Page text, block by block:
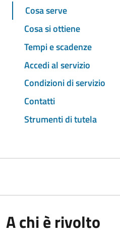
Cosa serve
Cosa si ottiene
Tempi e scadenze
Accedi al servizio
Condizioni di servizio
Contatti
Strumenti di tutela
A chi è rivolto